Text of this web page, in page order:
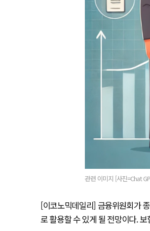
관련 이미지 [사진=Chat
[이코노믹데일리] 금융위원회가
로 활용할 수 있게 될 전망이다.